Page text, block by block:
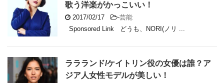
歌う洋楽がかっこいい！
2017/02/17 -芸能
Sponsored Link どうも、NORI(ノリ ...
ララランド/ケイトリン役の女優は誰？ア
ジア人女性モデルが美しい！